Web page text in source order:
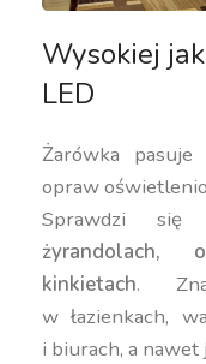
Wysokiej
LED
Żarówka pasuje
opraw
Sprawdzi
żyrandolach,
kinkietach.
w łazienkach,
i biurach, a